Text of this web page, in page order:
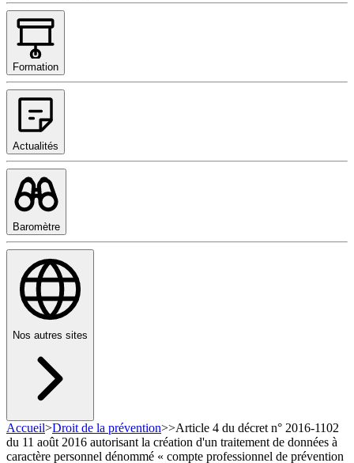
Formation
Actualités
Baromètre
Nos autres sites
Accueil>Droit de la prévention>>Article 4 du décret n° 2016-1102
du 11 août 2016 autorisant la création d'un traitement de données à
caractère personnel dénommé « compte professionnel de prévention